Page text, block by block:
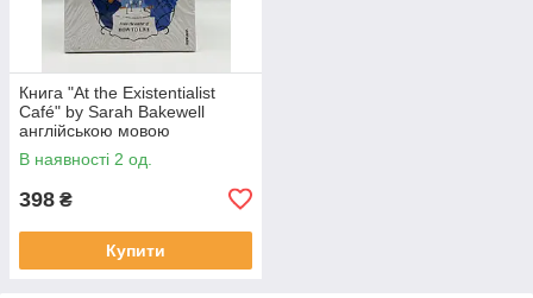
Книга "At the Existentialist
Café" by Sarah Bakewell
англійською мовою
В наявності 2 од.
398 ₴
Купити